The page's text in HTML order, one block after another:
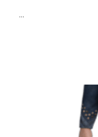
...